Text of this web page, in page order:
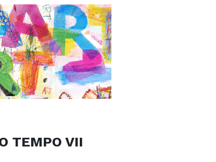
TEMPO VII